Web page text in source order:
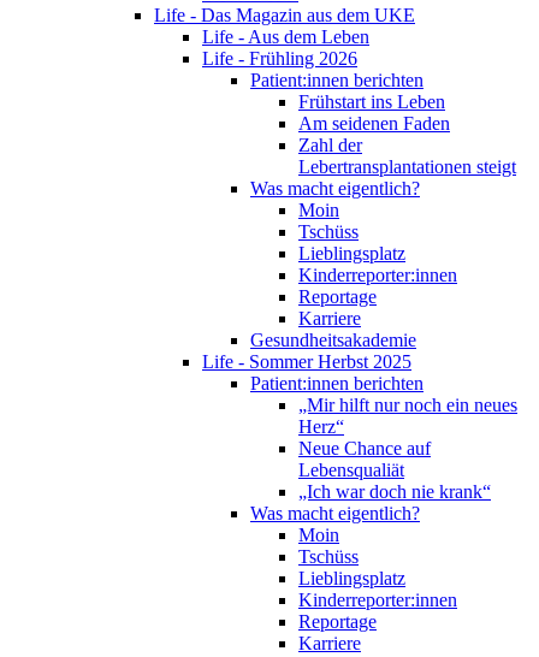
Life - Das Magazin aus dem UKE
Life - Aus dem Leben
Life - Frühling 2026
Patient:innen berichten
Frühstart ins Leben
Am seidenen Faden
Zahl der
Lebertransplantationen steigt
Was macht eigentlich?
Moin
Tschüss
Lieblingsplatz
Kinderreporter:innen
Reportage
Karriere
Gesundheitsakademie
Life - Sommer Herbst 2025
Patient:innen berichten
„Mir hilft nur noch ein neues
Herz“
Neue Chance auf
Lebensqualiät
„Ich war doch nie krank“
Was macht eigentlich?
Moin
Tschüss
Lieblingsplatz
Kinderreporter:innen
Reportage
Karriere